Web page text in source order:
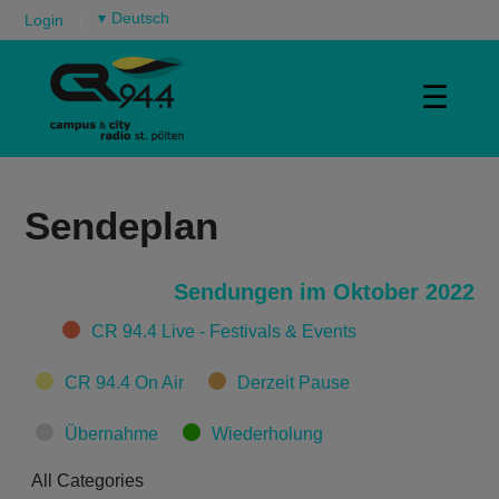
Login ▾
☰
Sendeplan
Sendungen im Oktober 2022
CategoriesCR 94.4 Live - Festivals & Events
CR 94.4 On Air Derzeit Pause
Übernahme Wiederholung
All Categories